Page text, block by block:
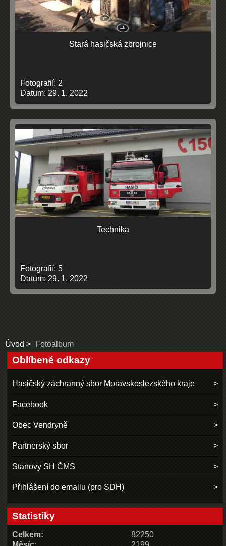
Stará hasičská zbrojnice
Fotografií: 2
Datum: 29. 1. 2022
Technika
Fotografií: 5
Datum: 29. 1. 2022
Úvod Fotoalbum
Oblíbené odkazy
Hasičský záchranný sbor Moravskoslezského kraje
Facebook
Obec Vendryně
Partnerský sbor
Stanovy SH ČMS
Přihlášení do emailu (pro SDH)
Statistiky
Celkem:
82250